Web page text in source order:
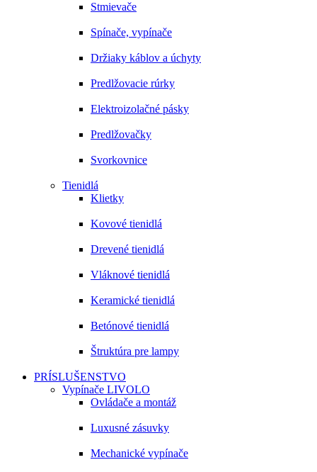
Stmievače
Spínače, vypínače
Držiaky káblov a úchyty
Predlžovacie rúrky
Elektroizolačné pásky
Predlžovačky
Svorkovnice
Tienidlá
Klietky
Kovové tienidlá
Drevené tienidlá
Vláknové tienidlá
Keramické tienidlá
Betónové tienidlá
Štruktúra pre lampy
PRÍSLUŠENSTVO
Vypínače LIVOLO
Ovládače a montáž
Luxusné zásuvky
Mechanické vypínače